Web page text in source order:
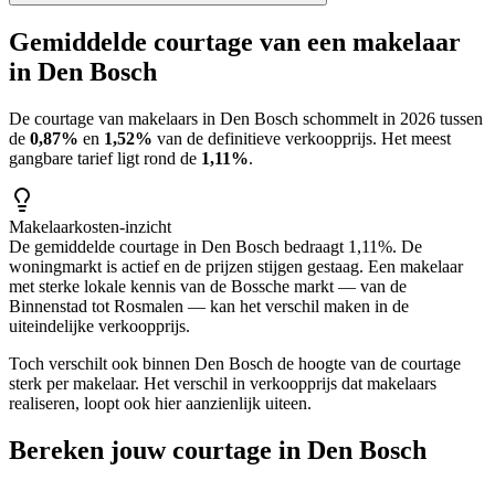
Gemiddelde courtage van een makelaar
in Den Bosch
De courtage van makelaars in Den Bosch schommelt in 2026 tussen
de 0,87% en 1,52% van de definitieve verkoopprijs. Het meest
gangbare tarief ligt rond de 1,11%.
Makelaarkosten-inzicht
De gemiddelde courtage in Den Bosch bedraagt 1,11%. De
woningmarkt is actief en de prijzen stijgen gestaag. Een makelaar
met sterke lokale kennis van de Bossche markt — van de
Binnenstad tot Rosmalen — kan het verschil maken in de
uiteindelijke verkoopprijs.
Toch verschilt ook binnen Den Bosch de hoogte van de courtage
sterk per makelaar. Het verschil in verkoopprijs dat makelaars
realiseren, loopt ook hier aanzienlijk uiteen.
Bereken jouw courtage in Den Bosch